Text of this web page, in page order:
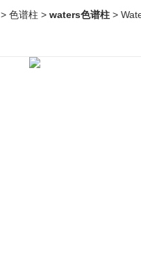
> 色谱柱 > waters色谱柱 >